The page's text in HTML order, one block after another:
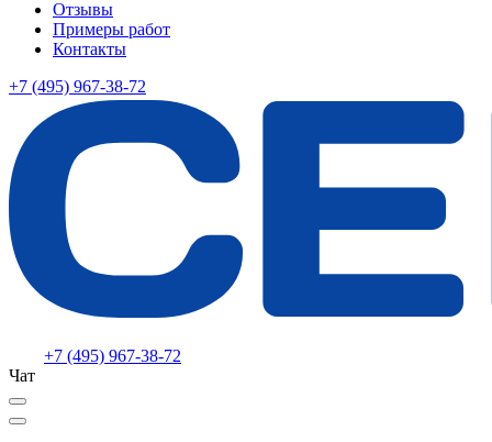
Отзывы
Примеры работ
Контакты
+7 (495) 967-38-72
+7 (495) 967-38-72
Чат